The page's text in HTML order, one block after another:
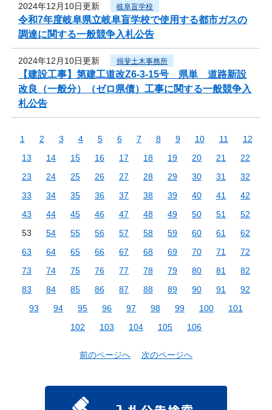
2024年12月10日更新 岐阜盲学校
令和7年度岐阜県立岐阜盲学校で使用する都市ガスの
調達に関する一般競争入札公告
2024年12月10日更新 揖斐土木事務所
【建設工事】第建工道改Z6-3-15号 県単 道路新設
改良（一般分）（ゼロ県債）工事に関する一般競争入
札公告
1 2 3 4 5 6 7 8 9 10 11
12
13
14 15 16 17 18 19 20 21
22
23
24 25 26 27 28 29 30 31
32
33
34 35 36 37 38 39 40 41
42
43
44 45 46 47 48 49 50 51
52
53
54 55 56 57 58 59 60 61
62
63
64 65 66 67 68 69 70 71
72
73
74 75 76 77 78 79 80 81
82
83
84 85 86 87 88 89 90 91
92
93
94 95 96 97 98 99 100
101
102
103 104 105 106
前のページへ 次のページへ